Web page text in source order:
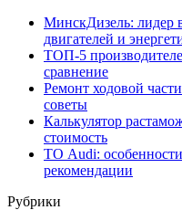
МинскДизель: лидер
двигателей и
ТОП-5
сравнение
Ремонт ходовой
советы
Калькулятор
стоимость
ТО Audi:
рекомендации
Рубрики